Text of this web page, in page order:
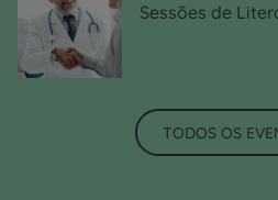
Sessões de
TODOS OS